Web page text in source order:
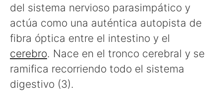
del sistema nervioso parasimpático y
actúa como una auténtica autopista de
fibra óptica entre el intestino y el
cerebro. Nace en el tronco cerebral y se
ramifica recorriendo todo el sistema
digestivo (3).